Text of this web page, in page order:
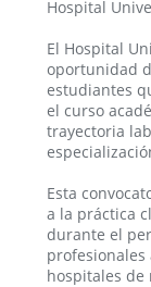
Hospital
El Hospital
oportunidad
estudiantes
el curso
trayectoria
Esta
a la práctica
durante el
hospitales de